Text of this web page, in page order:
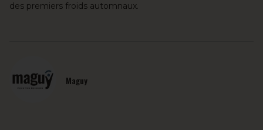
des premiers froids automnaux.
Maguy